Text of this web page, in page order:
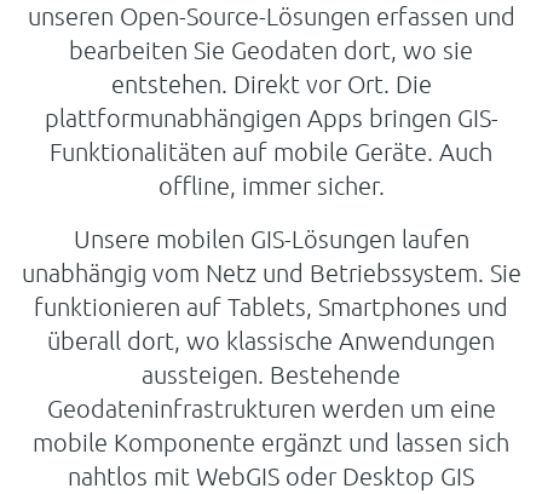
unseren Open-Source-Lösungen erfassen und
bearbeiten Sie Geodaten dort, wo sie
entstehen. Direkt vor Ort. Die
plattformunabhängigen Apps bringen GIS-
Funktionalitäten auf mobile Geräte. Auch
offline, immer sicher.
Unsere mobilen GIS-Lösungen laufen
unabhängig vom Netz und Betriebssystem. Sie
funktionieren auf Tablets, Smartphones und
überall dort, wo klassische Anwendungen
aussteigen. Bestehende
Geodateninfrastrukturen werden um eine
mobile Komponente ergänzt und lassen sich
nahtlos mit WebGIS oder Desktop GIS